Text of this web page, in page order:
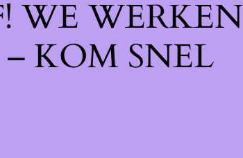
WE WERKEN
KOM SNEL